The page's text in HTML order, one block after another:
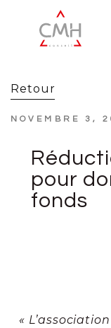
Retour
NOVEMBRE 3,
pour
fonds
«